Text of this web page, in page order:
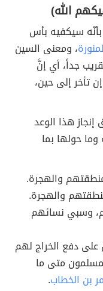
الله)
بأنّه سيكفيه بأس
، ومعنى السين
جداً، أي إنَّ
تأخر إلى حين،
هذا الوعد
حولها بما
والهجرة.
والهجرة.
وسبي نسائهم
دفع الخراج لهم
متى ما
بن الخطاب.